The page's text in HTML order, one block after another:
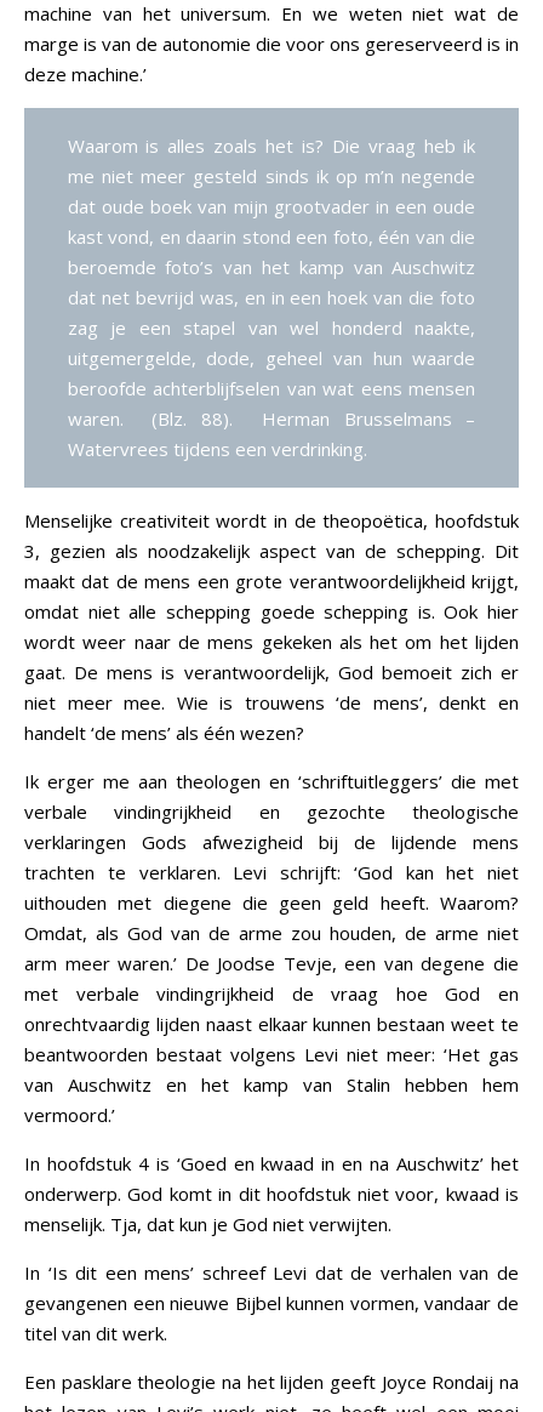
machine van het universum. En we weten niet wat de
marge is van de autonomie die voor ons gereserveerd is in
deze machine.’
Waarom is alles zoals het is? Die vraag heb ik
me niet meer gesteld sinds ik op m’n negende
dat oude boek van mijn grootvader in een oude
kast vond, en daarin stond een foto, één van die
beroemde foto’s van het kamp van Auschwitz
dat net bevrijd was, en in een hoek van die foto
zag je een stapel van wel honderd naakte,
uitgemergelde, dode, geheel van hun waarde
beroofde achterblijfselen van wat eens mensen
waren. (Blz. 88). Herman Brusselmans –
Watervrees tijdens een verdrinking.
Menselijke creativiteit wordt in de theopoëtica, hoofdstuk
3, gezien als noodzakelijk aspect van de schepping. Dit
maakt dat de mens een grote verantwoordelijkheid krijgt,
omdat niet alle schepping goede schepping is. Ook hier
wordt weer naar de mens gekeken als het om het lijden
gaat. De mens is verantwoordelijk, God bemoeit zich er
niet meer mee. Wie is trouwens ‘de mens’, denkt en
handelt ‘de mens’ als één wezen?
Ik erger me aan theologen en ‘schriftuitleggers’ die met
verbale vindingrijkheid en gezochte theologische
verklaringen Gods afwezigheid bij de lijdende mens
trachten te verklaren. Levi schrijft: ‘God kan het niet
uithouden met diegene die geen geld heeft. Waarom?
Omdat, als God van de arme zou houden, de arme niet
arm meer waren.’ De Joodse Tevje, een van degene die
met verbale vindingrijkheid de vraag hoe God en
onrechtvaardig lijden naast elkaar kunnen bestaan weet te
beantwoorden bestaat volgens Levi niet meer: ‘Het gas
van Auschwitz en het kamp van Stalin hebben hem
vermoord.’
In hoofdstuk 4 is ‘Goed en kwaad in en na Auschwitz’ het
onderwerp. God komt in dit hoofdstuk niet voor, kwaad is
menselijk. Tja, dat kun je God niet verwijten.
In ‘Is dit een mens’ schreef Levi dat de verhalen van de
gevangenen een nieuwe Bijbel kunnen vormen, vandaar de
titel van dit werk.
Een pasklare theologie na het lijden geeft Joyce Rondaij na